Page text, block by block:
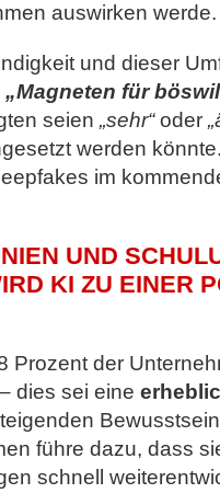
auswirken werde.
und dieser
„Magneten für
seien „sehr“oder
werden
im
UND
KI ZU EINER
Prozent der
dies sei eine
führe dazu, dass
schnell